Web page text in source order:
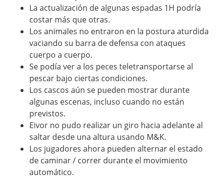
La actualización de algunas espadas 1H podría
costar más que otras.
Los animales no entraron en la postura aturdida
vaciando su barra de defensa con ataques
cuerpo a cuerpo.
Se podía ver a los peces teletransportarse al
pescar bajo ciertas condiciones.
Los cascos aún se pueden mostrar durante
algunas escenas, incluso cuando no están
previstos.
Eivor no pudo realizar un giro hacia adelante al
saltar desde una altura usando M&K.
Los jugadores ahora pueden alternar el estado
de caminar / correr durante el movimiento
automático.